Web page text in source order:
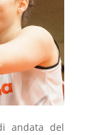
andata del